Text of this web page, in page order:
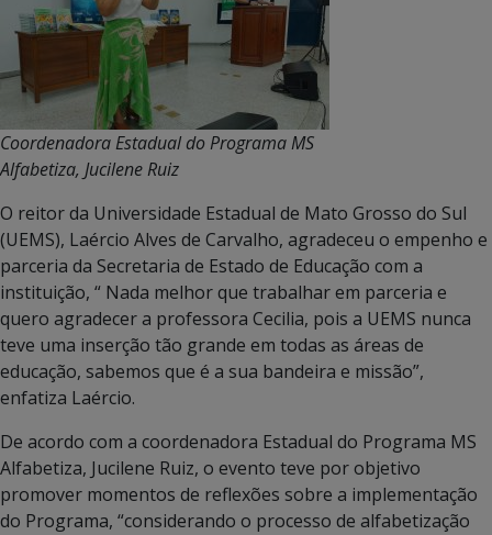
Coordenadora Estadual do Programa MS
Alfabetiza, Jucilene Ruiz
O reitor da Universidade Estadual de Mato Grosso do Sul
(UEMS), Laércio Alves de Carvalho, agradeceu o empenho e
parceria da Secretaria de Estado de Educação com a
instituição, “ Nada melhor que trabalhar em parceria e
quero agradecer a professora Cecilia, pois a UEMS nunca
teve uma inserção tão grande em todas as áreas de
educação, sabemos que é a sua bandeira e missão”,
enfatiza Laércio.
De acordo com a coordenadora Estadual do Programa MS
Alfabetiza, Jucilene Ruiz, o evento teve por objetivo
promover momentos de reflexões sobre a implementação
do Programa, “considerando o processo de alfabetização